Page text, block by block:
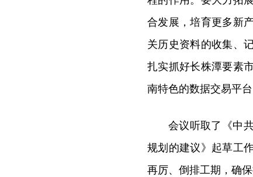
合发展，培育更多新
关历史资料的收集、
扎实抓好长株潭要素
南特色的数据交易平台
会议听取了《中
规划的建议》起草工
再厉、倒排工期，确